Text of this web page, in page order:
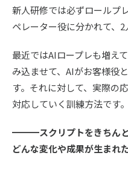
新人研修では必ずロールプ
ペレーター役に分かれて、2
最近ではAIロープレも増え
み込ませて、AIがお客様役
す。それに対して、実際の
対応していく訓練方法です。
━━━スクリプトをきちんと
どんな変化や成果が生まれ